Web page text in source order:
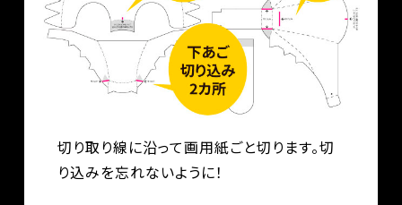
切り取り線に沿って画用紙ごと切ります。切
り込みを忘れないように！